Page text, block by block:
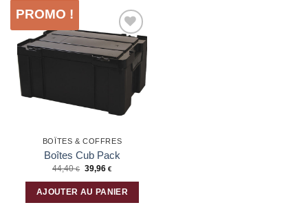
Ajouter
à la liste
d’envies
PROMO !
BOÎTES & COFFRES
Boîtes Cub Pack
44,40€ 39,96 €
AJOUTER AU PANIER